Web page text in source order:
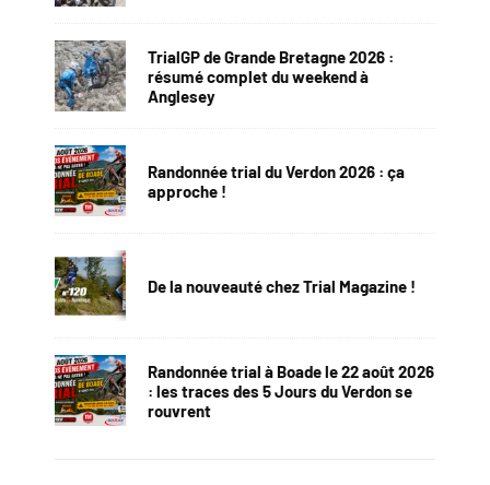
TrialGP de Grande Bretagne 2026 :
résumé complet du weekend à
Anglesey
Randonnée trial du Verdon 2026 : ça
approche !
De la nouveauté chez Trial Magazine !
Randonnée trial à Boade le 22 août 2026
: les traces des 5 Jours du Verdon se
rouvrent